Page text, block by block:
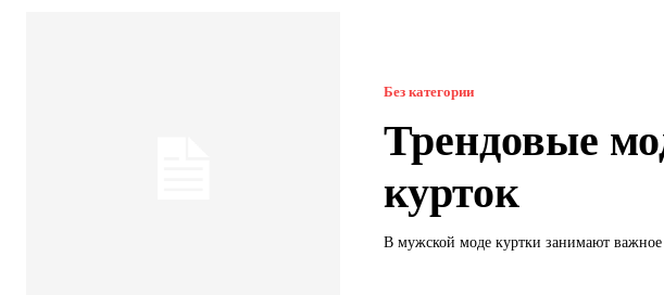
Без категории
Трендовые
курток
В мужской моде куртки занимают